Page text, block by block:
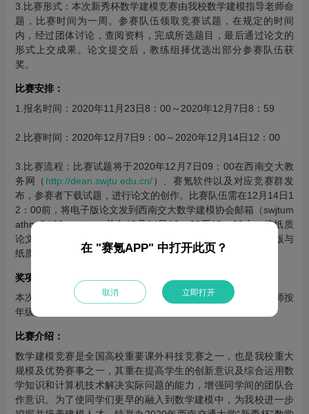
3.比赛形式：本次新秀杯数学建模竞赛由我校数学建模指导老师命
题，比赛时间为一周。参赛队伍领取竞赛试题，在规定的时间
内，经过团体讨论，查阅资料，完成所选题目，最后通过论文的
形式上交成果。论文提交后，教练组择优选出部分参赛队伍获
奖。
比赛安排：
1.报名时间：2020年11月23日8：00～2020年12月7日8：59
2.比赛时间：2020年12月7日9：00～2020年12月14日12：00
3.比赛流程：比赛试题将于2020年12月7日09：00在西南交大教
务网（ http://dean.swjtu.edu.cn/）、赛氪软件以及对应竞赛群发
布，参赛者下载试题，进行论文的创作。比赛队伍需在12月14日1
2：00前，将电子版论文发到西南交大数学建模协会邮箱（swjtum
athm@126.com）；并在12月14日12：00至13：00内，将纸质
论文提交至犀浦校区X2602教室或九里校区J0224教室（电子版与
纸质版论文缺一不可）。
奖项设置：
本次比赛结束选出部分参赛队伍获奖，由数学建模阅卷组老师按
年级分别给出获奖等级，给所有获奖队伍颁发校级获奖证书。
比赛介绍：
数学建模竞赛是全国高校重要课外科技竞赛之一，也是我校重大
规模及优势赛事之一，其重在提高学生的创新意识及综合运用数
学知识和计算机技术解决实际问题的能力，增强同学间的团队合
作意识。为了使同学们更早的融入到数学建模中，为我校进一步
在 "赛氪APP" 中打开此页？
取消 立即打开